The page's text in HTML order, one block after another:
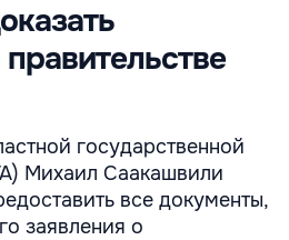
государственной
Михаил Саакашвили
все документы,
заявления о